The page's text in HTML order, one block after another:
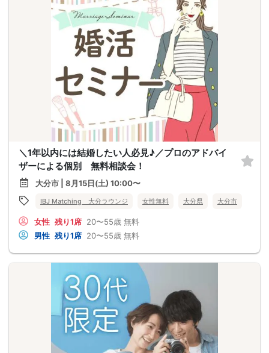
＼1年以内には結婚したい人必見♪／プロのアドバイ
ザーによる個別 無料相談会！
大分市 | 8月15日(土) 10:00〜
IBJ Matching 大分ラウンジ 女性無料 大分県 大分市
女性 残り1席 20〜55歳 無料
男性 残り1席 20〜55歳 無料